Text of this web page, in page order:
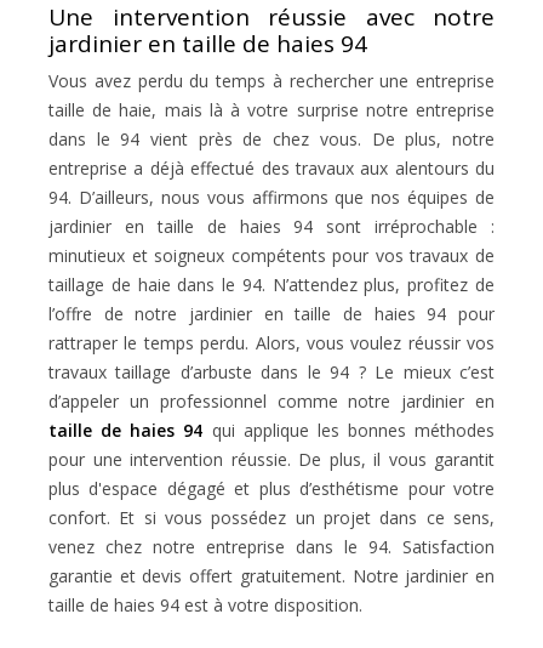
Une intervention réussie avec notre
jardinier en taille de haies 94
Vous avez perdu du temps à rechercher une entreprise
taille de haie, mais là à votre surprise notre entreprise
dans le 94 vient près de chez vous. De plus, notre
entreprise a déjà effectué des travaux aux alentours du
94. D’ailleurs, nous vous affirmons que nos équipes de
jardinier en taille de haies 94 sont irréprochable :
minutieux et soigneux compétents pour vos travaux de
taillage de haie dans le 94. N’attendez plus, profitez de
l’offre de notre jardinier en taille de haies 94 pour
rattraper le temps perdu. Alors, vous voulez réussir vos
travaux taillage d’arbuste dans le 94 ? Le mieux c’est
d’appeler un professionnel comme notre jardinier en
taille de haies 94 qui applique les bonnes méthodes
pour une intervention réussie. De plus, il vous garantit
plus d'espace dégagé et plus d’esthétisme pour votre
confort. Et si vous possédez un projet dans ce sens,
venez chez notre entreprise dans le 94. Satisfaction
garantie et devis offert gratuitement. Notre jardinier en
taille de haies 94 est à votre disposition.